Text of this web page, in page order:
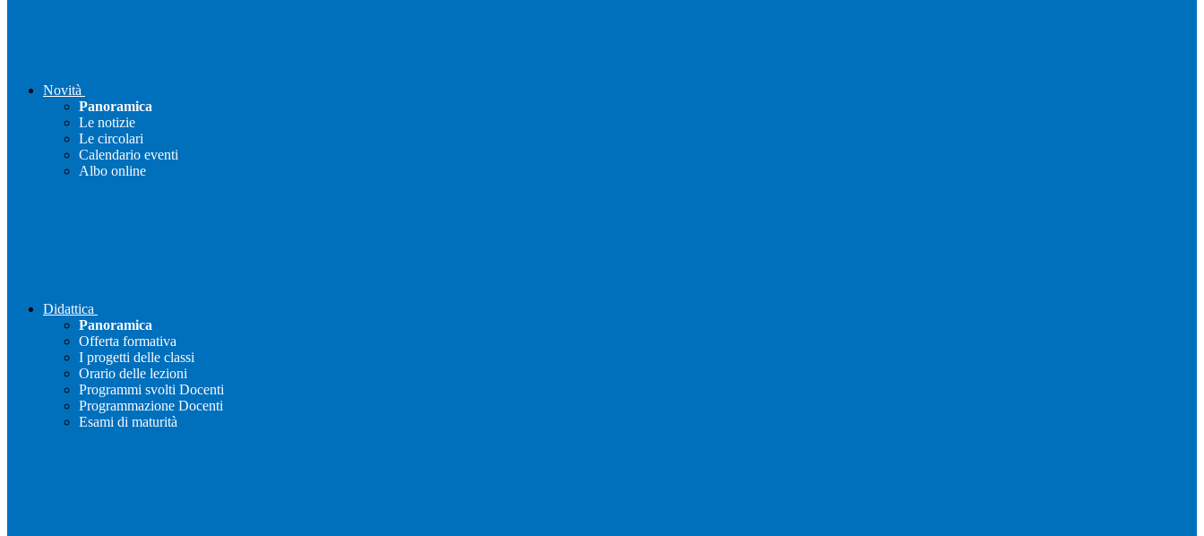
Novità
Panoramica
Le notizie
Le circolari
Calendario eventi
Albo online
Didattica
Panoramica
Offerta formativa
I progetti delle classi
Orario delle lezioni
Programmi svolti Docenti
Programmazione Docenti
Esami di maturità